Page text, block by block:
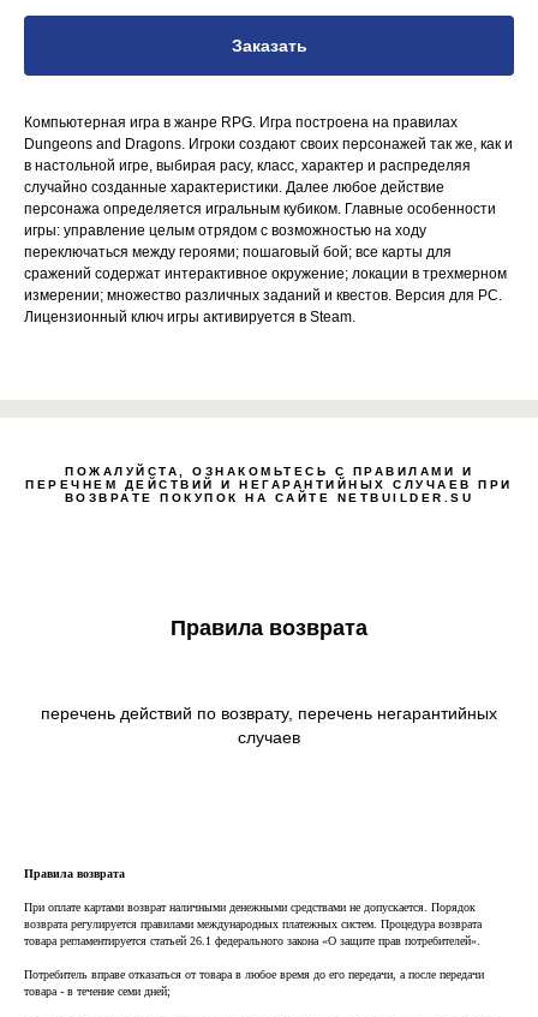
Заказать
Компьютерная игра в жанре RPG. Игра построена на правилах
Dungeons and Dragons. Игроки создают своих персонажей так же, как и
в настольной игре, выбирая расу, класс, характер и распределяя
случайно созданные характеристики. Далее любое действие
персонажа определяется игральным кубиком. Главные особенности
игры: управление целым отрядом с возможностью на ходу
переключаться между героями; пошаговый бой; все карты для
сражений содержат интерактивное окружение; локации в трехмерном
измерении; множество различных заданий и квестов. Версия для PC.
Лицензионный ключ игры активируется в Steam.
Zero
block from scratch
ПОЖАЛУЙСТА, ОЗНАКОМЬТЕСЬ С ПРАВИЛАМИ И
ПЕРЕЧНЕМ ДЕЙСТВИЙ И НЕГАРАНТИЙНЫХ СЛУЧАЕВ ПРИ
ВОЗВРАТЕ ПОКУПОК НА САЙТЕ NETBUILDER.SU
Правила возврата
перечень действий по возврату, перечень негарантийных
случаев
Правила возврата
При оплате картами возврат наличными денежными средствами не допускается. Порядок
возврата регулируется правилами международных платежных систем. Процедура возврата
товара регламентируется статьей 26.1 федерального закона «О защите прав потребителей».
Потребитель вправе отказаться от товара в любое время до его передачи, а после передачи
товара - в течение семи дней;